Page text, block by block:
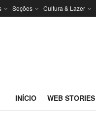
Seções Cultura & Lazer
INÍCIO WEB STORIES